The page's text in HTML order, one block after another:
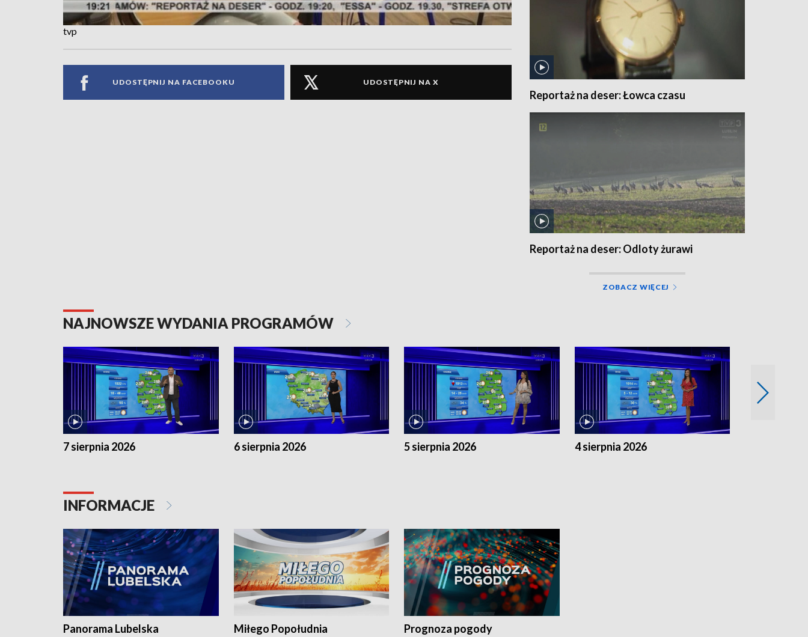
tvp
UDOSTĘPNIJ NA FACEBOOKU UDOSTĘPNIJ NA X
Reportaż na deser: Łowca czasu
Reportaż na deser: Odloty żurawi
ZOBACZ WIĘCEJ
NAJNOWSZE WYDANIA PROGRAMÓW
7 sierpnia 2026 6 sierpnia 2026 5 sierpnia 2026 4 sierpnia 2026
INFORMACJE
Panorama Lubelska Miłego Popołudnia Prognoza pogody